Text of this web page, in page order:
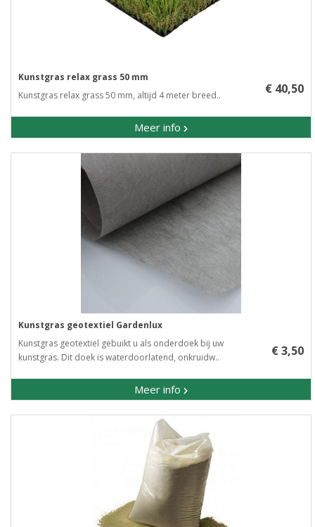
Kunstgras relax grass 50 mm
Kunstgras relax grass 50 mm, altijd 4 meter breed..
Meer info
€ 40,50
Kunstgras geotextiel Gardenlux
Kunstgras geotextiel gebuikt u als onderdoek bij uw
kunstgras. Dit doek is waterdoorlatend, onkruidw..
Meer info
€ 3,50